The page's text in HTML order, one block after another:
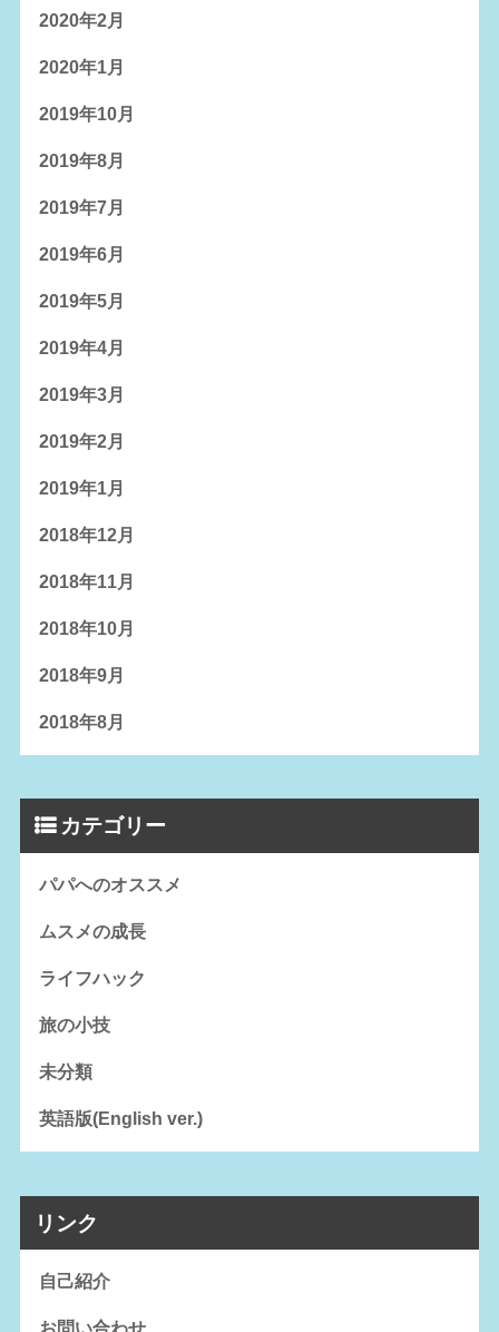
2020年2月
2020年1月
2019年10月
2019年8月
2019年7月
2019年6月
2019年5月
2019年4月
2019年3月
2019年2月
2019年1月
2018年12月
2018年11月
2018年10月
2018年9月
2018年8月
カテゴリー
パパへのオススメ
ムスメの成長
ライフハック
旅の小技
未分類
英語版(English ver.)
リンク
自己紹介
お問い合わせ